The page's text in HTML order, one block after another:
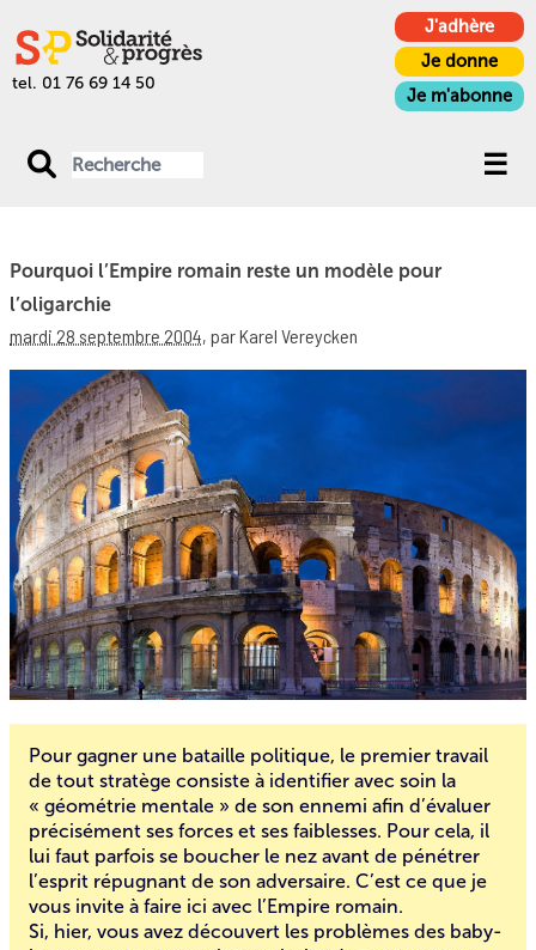
tel. 01 76 69 14 50
J'adhère
Je donne
Je m'abonne
Pourquoi l’Empire romain reste un modèle pour
l’oligarchie
mardi 28 septembre 2004, par Karel Vereycken
Pour gagner une bataille politique, le premier travail
de tout stratège consiste à identifier avec soin la
« géométrie mentale » de son ennemi afin d’évaluer
précisément ses forces et ses faiblesses. Pour cela, il
lui faut parfois se boucher le nez avant de pénétrer
l’esprit répugnant de son adversaire. C’est ce que je
vous invite à faire ici avec l’Empire romain.
Si, hier, vous avez découvert les problèmes des baby-